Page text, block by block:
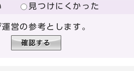
見つけにくかった
営の参考とします。